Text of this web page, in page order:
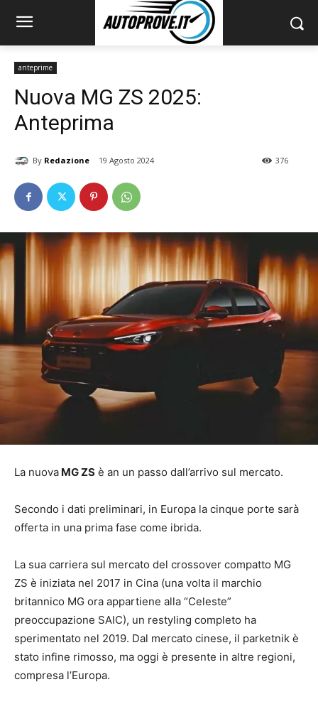
anteprime
Nuova MG ZS 2025:
Anteprima
By Redazione 19 Agosto 2024 376
La nuova MG ZS è an un passo dall’arrivo sul mercato.
Secondo i dati preliminari, in Europa la cinque porte sarà
offerta in una prima fase come ibrida.
La sua carriera sul mercato del crossover compatto MG
ZS è iniziata nel 2017 in Cina (una volta il marchio
britannico MG ora appartiene alla “Celeste”
preoccupazione SAIC), un restyling completo ha
sperimentato nel 2019. Dal mercato cinese, il parketnik è
stato infine rimosso, ma oggi è presente in altre regioni,
compresa l’Europa.